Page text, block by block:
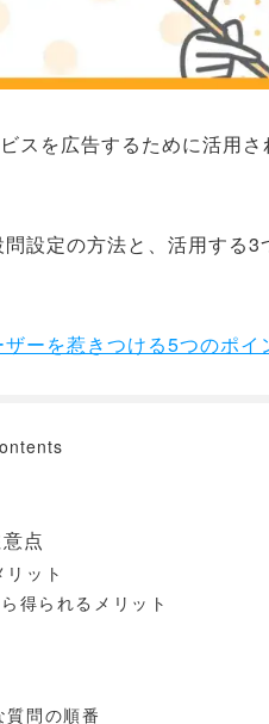
スを広告するために活用さ
設定の方法と、活用する3
ーを惹きつける5つのポイ
点
ット
得られるメリット
問の順番